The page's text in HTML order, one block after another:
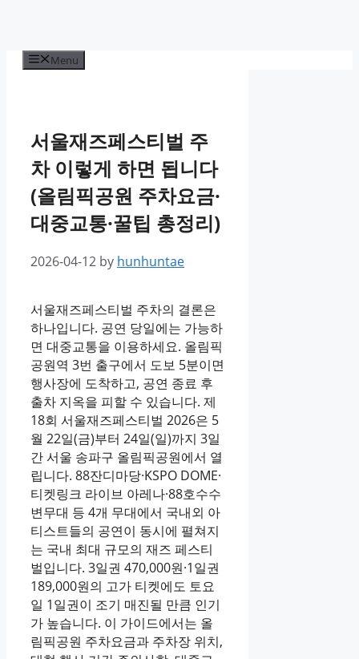
Menu
서울재즈페스티벌 주
차 이렇게 하면 됩니다
(올림픽공원 주차요금·
대중교통·꿀팁 총정리)
2026-04-12 by hunhuntae
서울재즈페스티벌 주차의 결론은
하나입니다. 공연 당일에는 가능하
면 대중교통을 이용하세요. 올림픽
공원역 3번 출구에서 도보 5분이면
행사장에 도착하고, 공연 종료 후
출차 지옥을 피할 수 있습니다. 제
18회 서울재즈페스티벌 2026은 5
월 22일(금)부터 24일(일)까지 3일
간 서울 송파구 올림픽공원에서 열
립니다. 88잔디마당·KSPO DOME·
티켓링크 라이브 아레나·88호수수
변무대 등 4개 무대에서 국내외 아
티스트들의 공연이 동시에 펼쳐지
는 국내 최대 규모의 재즈 페스티
벌입니다. 3일권 470,000원·1일권
189,000원의 고가 티켓에도 토요
일 1일권이 조기 매진될 만큼 인기
가 높습니다. 이 가이드에서는 올
림픽공원 주차요금과 주차장 위치,